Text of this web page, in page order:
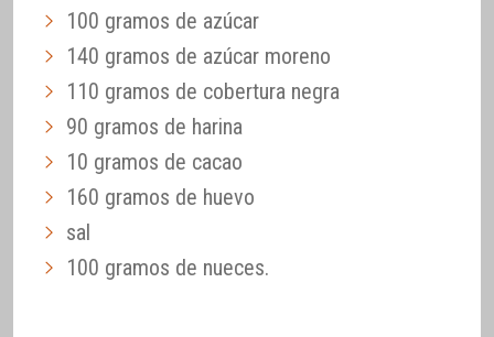
100 gramos de azúcar
140 gramos de azúcar moreno
110 gramos de cobertura negra
90 gramos de harina
10 gramos de cacao
160 gramos de huevo
sal
100 gramos de nueces.